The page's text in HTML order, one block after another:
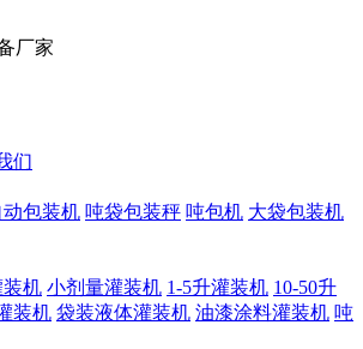
厂家
们
包装机 吨袋包装秤 吨包机 大袋包装机
机 小剂量灌装机 1-5升灌装机 10-50升
装机 袋装液体灌装机 油漆涂料灌装机 吨